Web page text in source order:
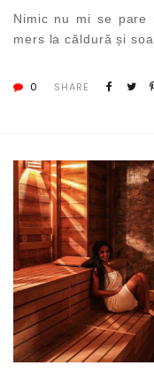
Nimic nu mi se pare
mers la căldură și
0 SHARE